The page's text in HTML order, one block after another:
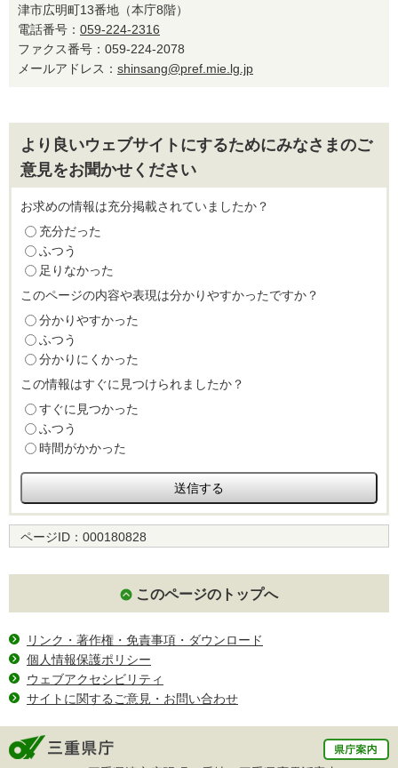
津市広明町13番地（本庁8階）
電話番号： 059-224-2316
ファクス番号：059-224-2078
メールアドレス： shinsang@pref.mie.lg.jp
より良いウェブサイトにするためにみなさまのご
意見をお聞かせください
お求めの情報は充分掲載されていましたか？
充分だった
ふつう
足りなかった
このページの内容や表現は分かりやすかったですか？
分かりやすかった
ふつう
分かりにくかった
この情報はすぐに見つけられましたか？
すぐに見つかった
ふつう
時間がかかった
ページID： 000180828
このページのトップへ
リンク・著作権・免責事項・ダウンロード
個人情報保護ポリシー
ウェブアクセシビリティ
サイトに関するご意見・お問い合わせ